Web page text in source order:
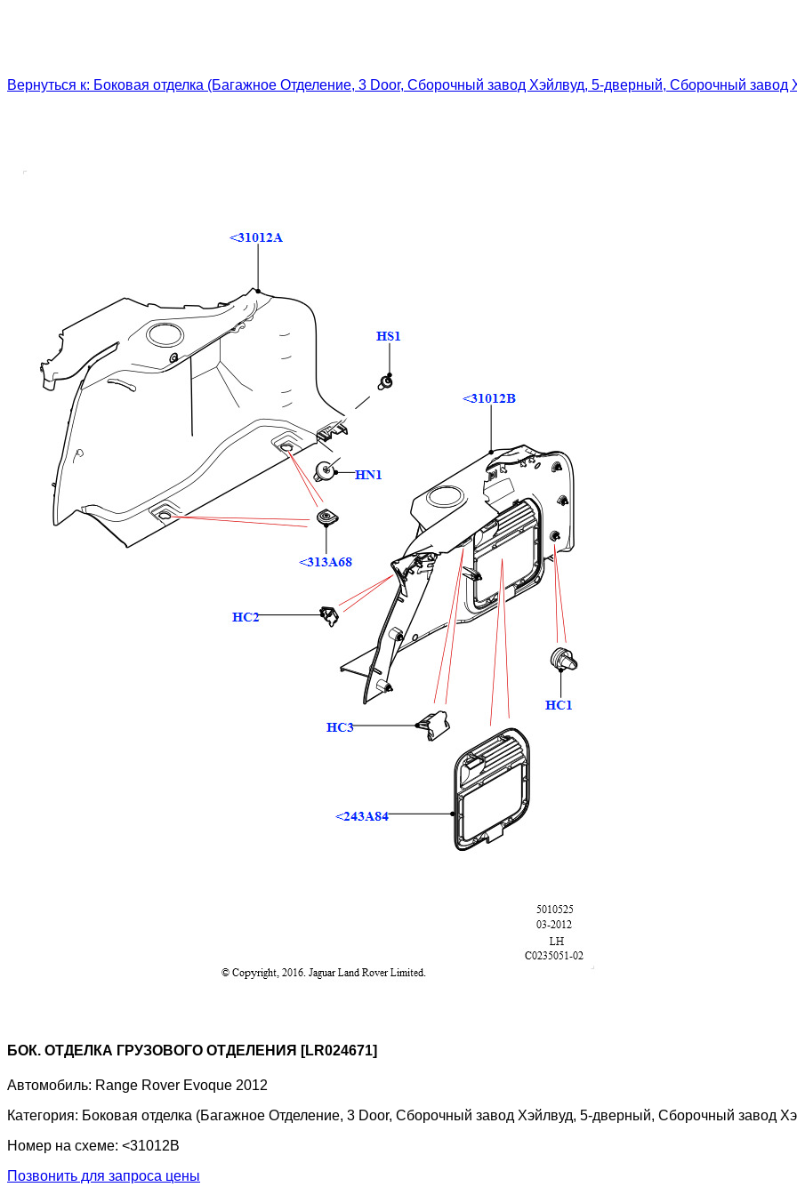
Вернуться к: Боковая отделка (Багажное Отделение, 3 Door, Сборочный завод Хэйлвуд, 5-дверный, Сборочный завод
БОК. ОТДЕЛКА ГРУЗОВОГО ОТДЕЛЕНИЯ [LR024671]
Автомобиль: Range Rover Evoque 2012
Категория: Боковая отделка (Багажное Отделение, 3 Door, Сборочный завод Хэйлвуд, 5-дверный, Сборочный завод
Номер на схеме: <31012B
Позвонить для запроса цены